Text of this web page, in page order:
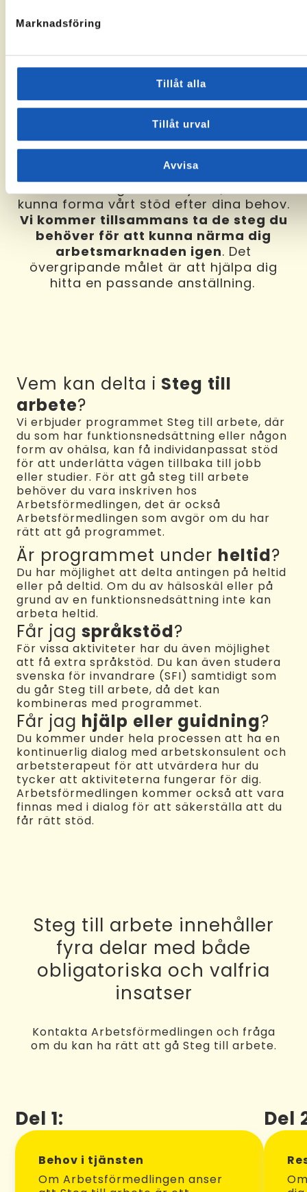
Marknadsföring
Tillåt alla
Tillåt urval
Avvisa
Behöver du förberedandestöd för att
komma tillbaka till
hos oss kommer vi att kartlägga dina
förutsättningar och styrkor, för att
kunna forma vårt stöd efter dina behov.
Vi kommer tillsammans ta de steg du
behöver för att kunna närma dig
arbetsmarknaden igen. Det
övergripande målet är att hjälpa dig
hitta en passande anställning.
Vem kan delta i Steg till
arbete?
Vi erbjuder programmet Steg till arbete, där
du som har funktionsnedsättning eller någon
form av ohälsa, kan få individanpassat stöd
för att underlätta vägen tillbaka till jobb
eller studier. För att gå steg till arbete
behöver du vara inskriven hos
Arbetsförmedlingen, det är också
Arbetsförmedlingen som avgör om du har
rätt att gå programmet.
Är programmet under heltid?
Du har möjlighet att delta antingen på heltid
eller på deltid. Om du av hälsoskäl eller på
grund av en funktionsnedsättning inte kan
arbeta heltid.
Får jag språkstöd?
För vissa aktiviteter har du även möjlighet
att få extra språkstöd. Du kan även studera
svenska för invandrare (SFI) samtidigt som
du går Steg till arbete, då det kan
kombineras med programmet.
Får jag hjälp eller guidning?
Du kommer under hela processen att ha en
kontinuerlig dialog med arbetskonsulent och
arbetsterapeut för att utvärdera hur du
tycker att aktiviteterna fungerar för dig.
Arbetsförmedlingen kommer också att vara
finnas med i dialog för att säkerställa att du
får rätt stöd.
Steg till arbete innehåller
fyra delar med både
obligatoriska och valfria
insatser
Kontakta Arbetsförmedlingen och fråga
om du kan ha rätt att gå Steg till arbete.
Del 1:
Behov i tjänsten
Om Arbetsförmedlingen anser
Del